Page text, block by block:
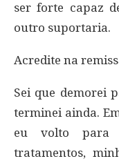
ser forte capaz
outro suportaria.
Acredite na
Sei que demorei
terminei ainda.
eu volto para
tratamentos,